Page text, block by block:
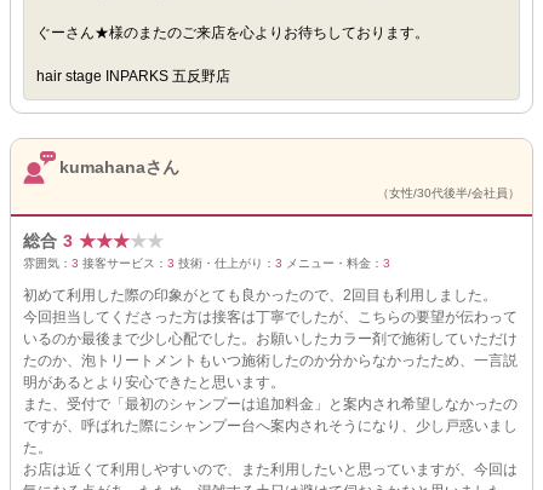
ぐーさん★様のまたのご来店を心よりお待ちしております。
hair stage INPARKS 五反野店
kumahanaさん
（女性/30代後半/会社員）
総合 3 ★★★★★
雰囲気： 3 接客サービス： 3 技術・仕上がり： 3 メニュー・料金： 3
初めて利用した際の印象がとても良かったので、2回目も利用しました。
今回担当してくださった方は接客は丁寧でしたが、こちらの要望が伝わって
いるのか最後まで少し心配でした。お願いしたカラー剤で施術していただけ
たのか、泡トリートメントもいつ施術したのか分からなかったため、一言説
明があるとより安心できたと思います。
また、受付で「最初のシャンプーは追加料金」と案内され希望しなかったの
ですが、呼ばれた際にシャンプー台へ案内されそうになり、少し戸惑いまし
た。
お店は近くて利用しやすいので、また利用したいと思っていますが、今回は